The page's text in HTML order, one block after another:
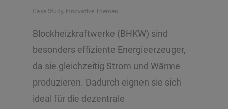
Case Study, Innovative Themen
Blockheizkraftwerke (BHKW) sind
besonders effiziente Energieerzeuger,
da sie gleichzeitig Strom und Wärme
produzieren. Dadurch eignen sie sich
ideal für die dezentrale